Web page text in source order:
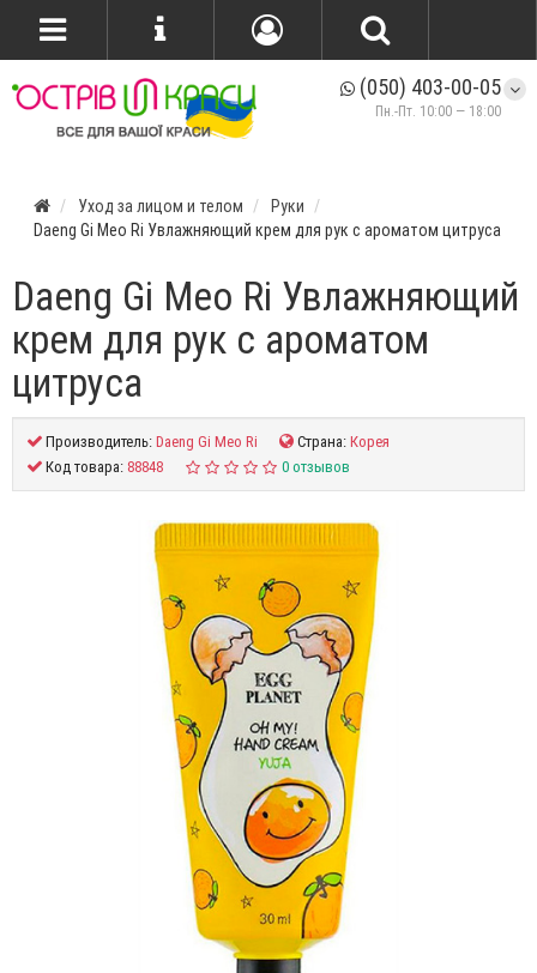
(050) 403-00-05
Пн.-Пт. 10:00 — 18:00
Уход за лицом и телом
Руки
Daeng Gi Meo Ri Увлажняющий крем для рук с ароматом цитруса
Daeng Gi Meo Ri Увлажняющий
крем для рук с ароматом
цитруса
Производитель:Daeng Gi Meo Ri Страна:Корея
Код товара: 88848 0 отзывов